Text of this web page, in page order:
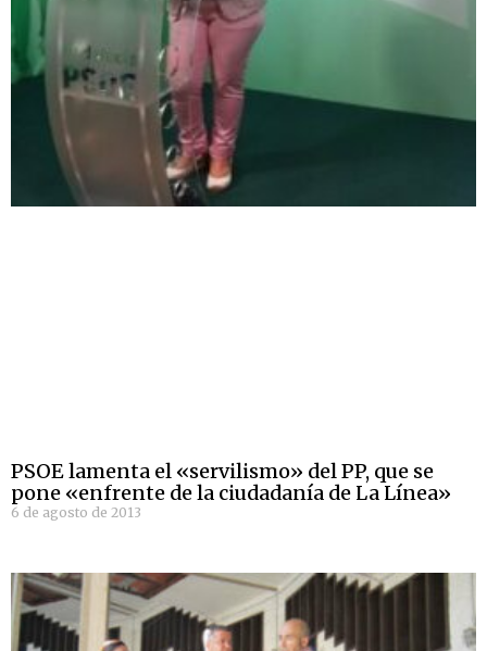
PSOE lamenta el «servilismo» del PP, que se
pone «enfrente de la ciudadanía de La Línea»
6 de agosto de 2013